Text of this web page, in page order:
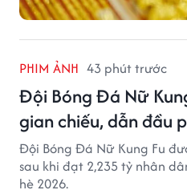
PHIM ẢNH 43 phút trước
Đội Bóng Đá Nữ
gian chiếu, dẫn đầu
Đội Bóng Đá Nữ Kung Fu
sau khi đạt 2,235 tỷ nhân
hè 2026.